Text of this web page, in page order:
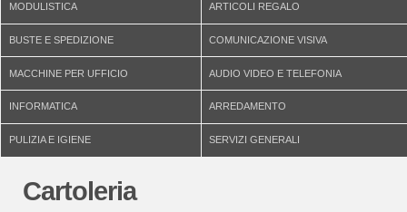
MODULISTICA ARTICOLI REGALO
BUSTE E SPEDIZIONE COMUNICAZIONE VISIVA
MACCHINE PER UFFICIO AUDIO VIDEO E TELEFONIA
INFORMATICA ARREDAMENTO
PULIZIA E IGIENE SERVIZI GENERALI
Cartoleria